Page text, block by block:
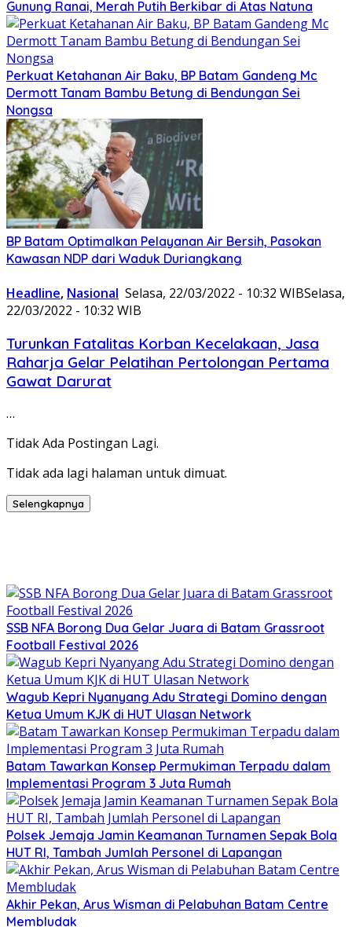
Gunung Ranai, Merah Putih Berkibar di Atas Natuna
Perkuat Ketahanan Air Baku, BP Batam Gandeng Mc
Dermott Tanam Bambu Betung di Bendungan Sei
Nongsa
BP Batam Optimalkan Pelayanan Air Bersih, Pasokan
Kawasan NDP dari Waduk Duriangkang
Headline, Nasional Selasa, 22/03/2022 - 10:32 WIBSelasa,
22/03/2022 - 10:32 WIB
Turunkan Fatalitas Korban Kecelakaan, Jasa
Raharja Gelar Pelatihan Pertolongan Pertama
Gawat Darurat
…
Tidak Ada Postingan Lagi.
Tidak ada lagi halaman untuk dimuat.
Selengkapnya
SSB NFA Borong Dua Gelar Juara di Batam Grassroot
Football Festival 2026
Wagub Kepri Nyanyang Adu Strategi Domino dengan
Ketua Umum KJK di HUT Ulasan Network
Batam Tawarkan Konsep Permukiman Terpadu dalam
Implementasi Program 3 Juta Rumah
Polsek Jemaja Jamin Keamanan Turnamen Sepak Bola
HUT RI, Tambah Jumlah Personel di Lapangan
Akhir Pekan, Arus Wisman di Pelabuhan Batam Centre
Membludak